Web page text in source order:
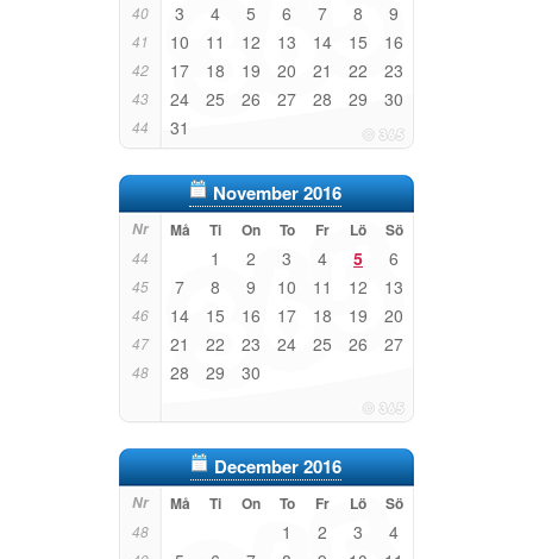
40 3 4 5 6 7 8 9
41 10 11 12 13 14 15 16
42 17 18 19 20 21 22 23
43 24 25 26 27 28 29 30
44 31
November 2016
Nr Må Ti On To Fr Lö Sö
44 1 2 3 4 5 6
45 7 8 9 10 11 12 13
46 14 15 16 17 18 19 20
47 21 22 23 24 25 26 27
48 28 29 30
December 2016
Nr Må Ti On To Fr Lö Sö
48 1 2 3 4